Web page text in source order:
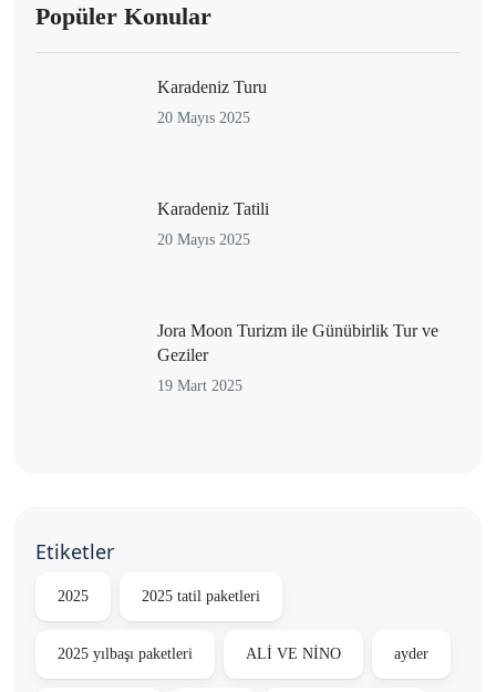
Popüler Konular
Karadeniz Turu
20 Mayıs 2025
Karadeniz Tatili
20 Mayıs 2025
Jora Moon Turizm ile Günübirlik Tur ve
Geziler
19 Mart 2025
Etiketler
2025 2025 tatil paketleri
2025 yılbaşı paketleri ALİ VE NİNO ayder